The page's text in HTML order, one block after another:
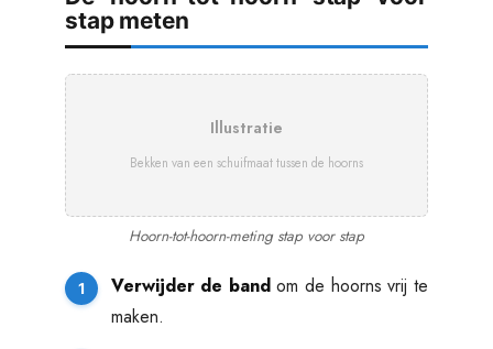
stap meten
Illustratie
Bekken van een schuifmaat tussen de hoorns
Hoorn-tot-hoorn-meting stap voor stap
Verwijder de bandom de hoorns vrij te
maken.